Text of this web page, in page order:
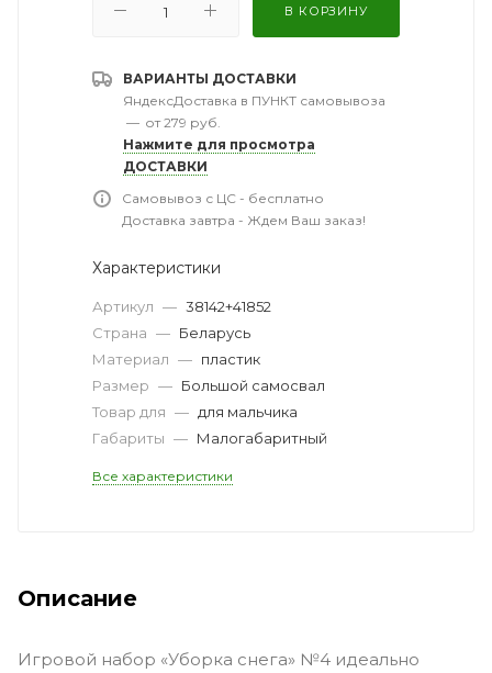
В КОРЗИНУ
ВАРИАНТЫ ДОСТАВКИ
ЯндексДоставка в ПУНКТ самовывоза
— от 279 руб.
Нажмите для просмотра
ДОСТАВКИ
Самовывоз с ЦС - бесплатно
Доставка завтра - Ждем Ваш заказ!
Характеристики
Артикул — 38142+41852
Страна — Беларусь
Материал — пластик
Размер — Большой самосвал
Товар для — для мальчика
Габариты — Малогабаритный
Все характеристики
Описание
Игровой набор «Уборка снега» №4 идеально